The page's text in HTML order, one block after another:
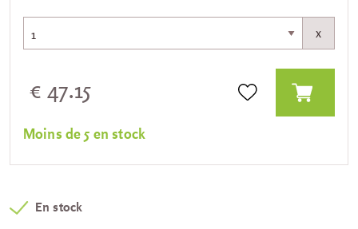
x
€ 47.15
Moins de 5 en stock
En stock